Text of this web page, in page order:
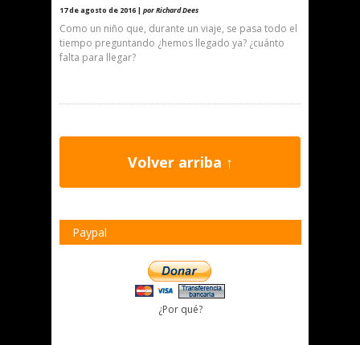
17 de agosto de 2016 | por Richard Dees
Como un niño que, durante un viaje, se pasa todo el
tiempo preguntando ¿hemos llegado ya? ¿cuánto
falta para llegar?
Volver arriba ↑
Paypal
¿Por qué?